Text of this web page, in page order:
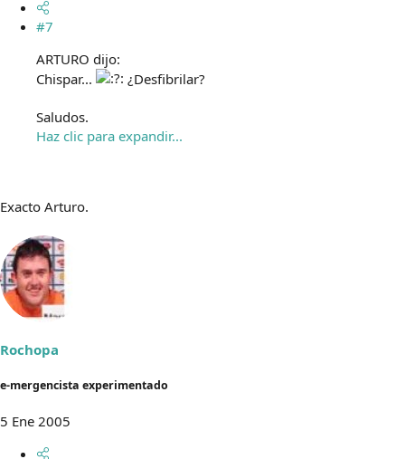
#7
ARTURO dijo:
Chispar...
¿Desfibrilar?
Saludos.
Haz clic para expandir...
Exacto Arturo.
Rochopa
e-mergencista experimentado
5 Ene 2005